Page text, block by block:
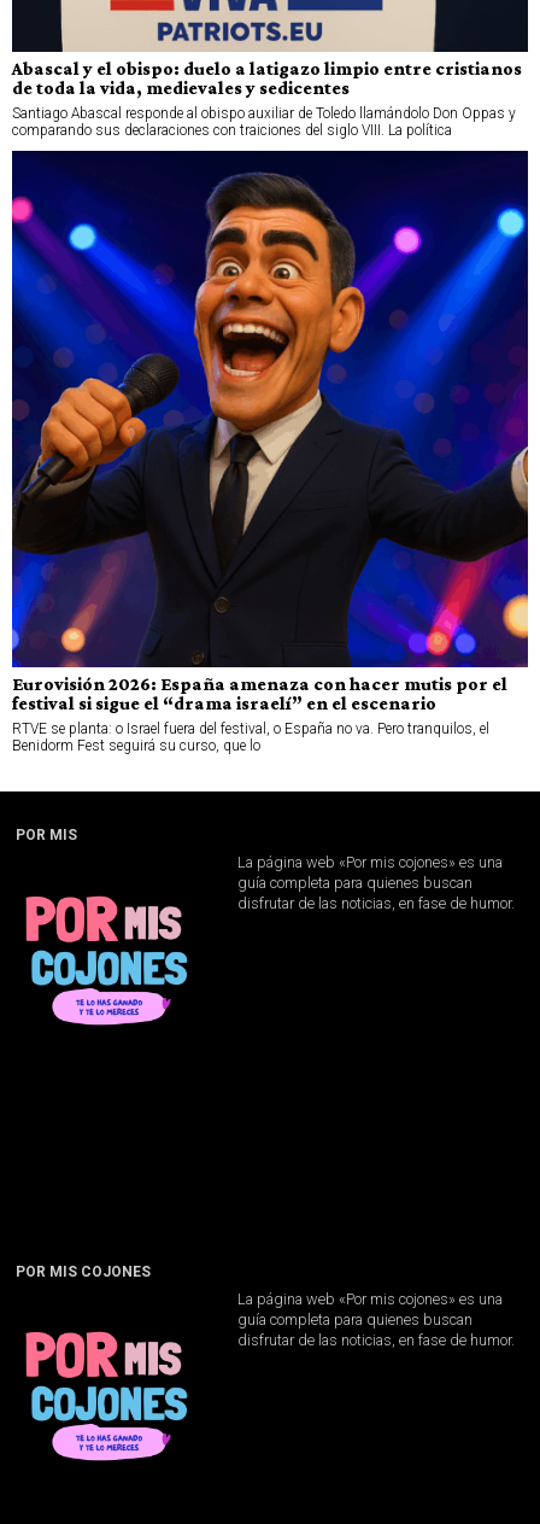
Abascal y el obispo: duelo a latigazo limpio entre cristianos
de toda la vida, medievales y sedicentes
Santiago Abascal responde al obispo auxiliar de Toledo llamándolo Don Oppas y
comparando sus declaraciones con traiciones del siglo VIII. La política
Eurovisión 2026: España amenaza con hacer mutis por el
festival si sigue el “drama israelí” en el escenario
RTVE se planta: o Israel fuera del festival, o España no va. Pero tranquilos, el
Benidorm Fest seguirá su curso, que lo
POR MIS
La página web «Por mis cojones» es una
guía completa para quienes buscan
disfrutar de las noticias, en fase de humor.
POR MIS COJONES
La página web «Por mis cojones» es una
guía completa para quienes buscan
disfrutar de las noticias, en fase de humor.